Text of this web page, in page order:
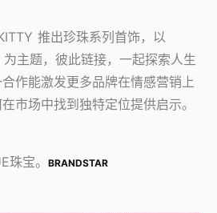
推出珍珠系列首饰，以
为主题，彼此链接，一起探索人生
作能激发更多品牌在情感营销上
市场中找到独特定位提供启示。
珠宝。 BRANDSTAR